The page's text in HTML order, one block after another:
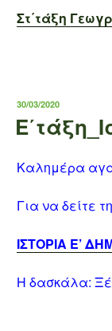
Στ΄τάξη
ΔΗΜΟΣΙΕΎΤΗΚΕ
30/03/2020
Καλημέρα
Για να δείτε
ΙΣΤΟΡΙΑ Ε’
Η δασκάλα: